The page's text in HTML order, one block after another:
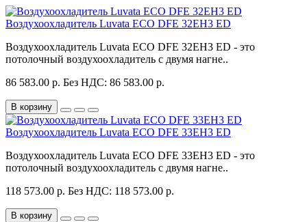
Воздухоохладитель Luvata ECO DFE 32EH3 ED
Воздухоохладитель Luvata ECO DFE 32EH3 ED - это
потолочный воздухоохладитель с двумя нагне..
86 583.00 р. Без НДС: 86 583.00 р.
В корзину
Воздухоохладитель Luvata ECO DFE 33EH3 ED
Воздухоохладитель Luvata ECO DFE 33EH3 ED - это
потолочный воздухоохладитель с двумя нагне..
118 573.00 р. Без НДС: 118 573.00 р.
В корзину